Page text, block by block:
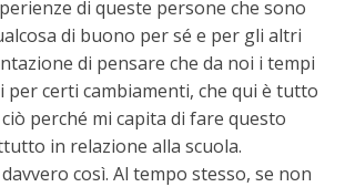
di queste persone che sono
di buono per sé e per gli altri
di pensare che da noi i tempi
certi cambiamenti, che qui è tutto
perché mi capita di fare questo
in relazione alla scuola.
così. Al tempo stesso, se non